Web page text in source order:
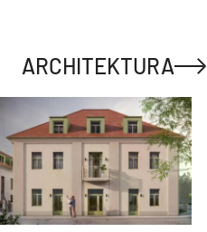
ARCHITEKTURA